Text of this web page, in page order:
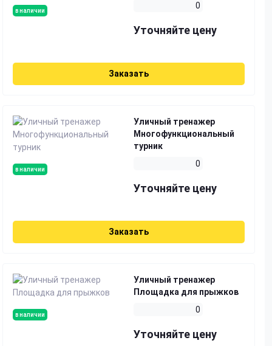
в наличии
0
Уточняйте цену
Заказать
в наличии
Уличный тренажер
Многофункциональный
турник
0
Уточняйте цену
Заказать
в наличии
Уличный тренажер
Площадка для прыжков
0
Уточняйте цену